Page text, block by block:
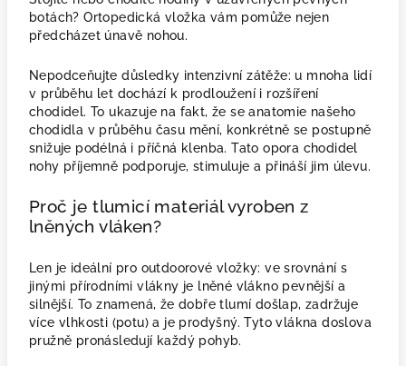
botách? Ortopedická vložka vám pomůže nejen
předcházet únavě nohou.
Nepodceňujte důsledky intenzivní zátěže: u mnoha lidí
v průběhu let dochází k prodloužení i rozšíření
chodidel. To ukazuje na fakt, že se anatomie našeho
chodidla v průběhu času mění, konkrétně se postupně
snižuje podélná i příčná klenba. Tato opora chodidel
nohy příjemně podporuje, stimuluje a přináší jim úlevu.
Proč je tlumicí materiál vyroben z
lněných vláken?
Len je ideální pro outdoorové vložky: ve srovnání s
jinými přírodními vlákny je lněné vlákno pevnější a
silnější. To znamená, že dobře tlumí došlap, zadržuje
více vlhkosti (potu) a je prodyšný. Tyto vlákna doslova
pružně pronásledují každý pohyb.